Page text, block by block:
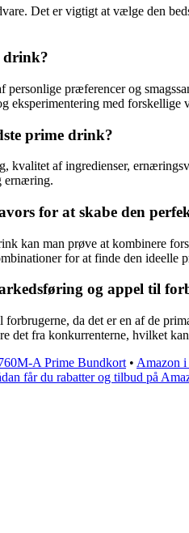
Det er vigtigt at vælge den
drink?
præferencer og
eksperimentering med
prime drink?
kvalitet af ingredienser,
ernæring.
for at skabe den
kan man prøve at kombinere
for at finde den ideelle
og appel til
da det er en af de
det fra konkurrenterne, hvilket
A Prime Bundkort • Amazon
får du rabatter og tilbud på